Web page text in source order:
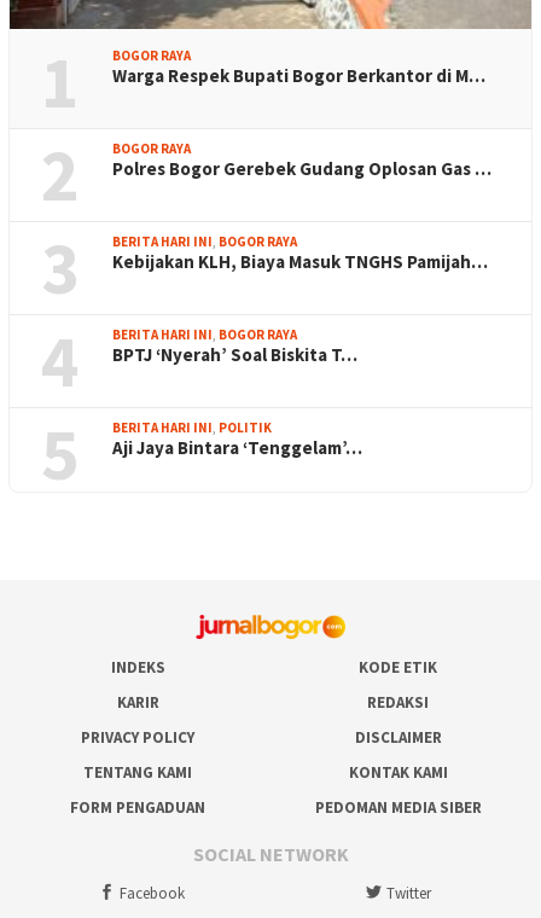
1 BOGOR RAYA
Warga Respek Bupati Bogor Berkantor di M…
2 BOGOR RAYA
Polres Bogor Gerebek Gudang Oplosan Gas …
3 BERITA HARI INI BOGOR RAYA
Kebijakan KLH, Biaya Masuk TNGHS Pamijah…
4 BERITA HARI INI BOGOR RAYA
BPTJ ‘Nyerah’ Soal Biskita T…
5 BERITA HARI INI POLITIK
Aji Jaya Bintara ‘Tenggelam’…
INDEKS
KODE ETIK
KARIR
REDAKSI
PRIVACY POLICY
DISCLAIMER
TENTANG KAMI
KONTAK KAMI
FORM PENGADUAN
PEDOMAN MEDIA SIBER
SOCIAL NETWORK
Facebook Twitter